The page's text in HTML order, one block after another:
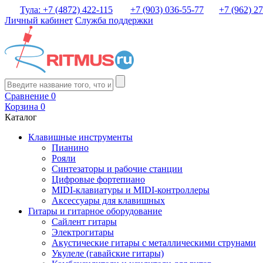
Тула: +7 (4872) 422-115 +7 (903) 036-55-77
+7 (962)
Личный кабинет Служба поддержки
Сравнение 0
Корзина 0
Каталог
Клавишные инструменты
Пианино
Рояли
Синтезаторы и рабочие станции
Цифровые фортепиано
MIDI-клавиатуры и MIDI-контроллеры
Аксессуары для клавишных
Гитары и гитарное оборудование
Сайлент гитары
Электрогитары
Акустические гитары с металлическими струнами
Укулеле (гавайские гитары)